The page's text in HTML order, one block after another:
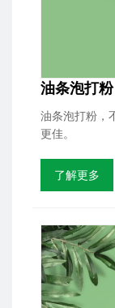
油条泡打粉
油条泡打粉，
更佳。
了解更多